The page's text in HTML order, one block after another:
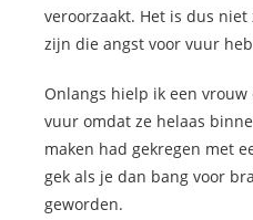
veroorzaakt. Het is dus
zijn die angst voor vuur
Onlangs hielp ik een
vuur omdat ze helaas
maken had gekregen met
gek als je dan bang voor
geworden.